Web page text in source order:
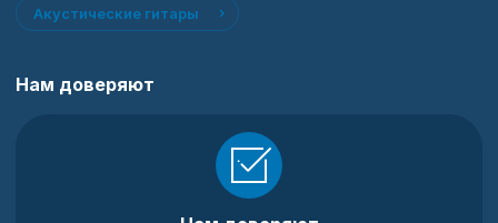
Акустические гитары
Нам доверяют